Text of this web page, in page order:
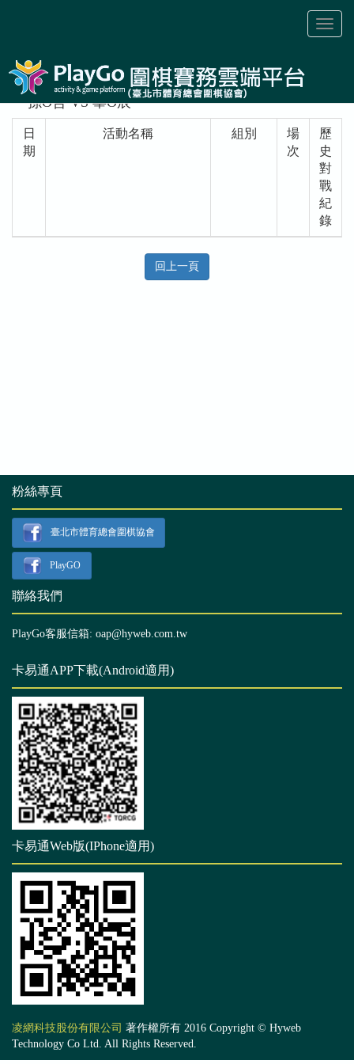
Toggle
孫O哲 VS 辜O辰
日
期
活動名稱 組別
場
次
歷
史
對
戰
紀
錄
回上一頁
粉絲專頁
臺北市體育總會圍棋協會
PlayGO
聯絡我們
PlayGo客服信箱: oap@hyweb.com.tw
卡易通APP下載(Android適用)
卡易通Web版(IPhone適用)
凌網科技股份有限公司 著作權所有 2016 Copyright © Hyweb
Technology Co Ltd. All Rights Reserved.